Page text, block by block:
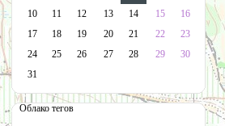
10
11 12 13 14 15
16
17
18 19 20 21 22
23
24
25 26 27 28 29
30
31
Облако тегов